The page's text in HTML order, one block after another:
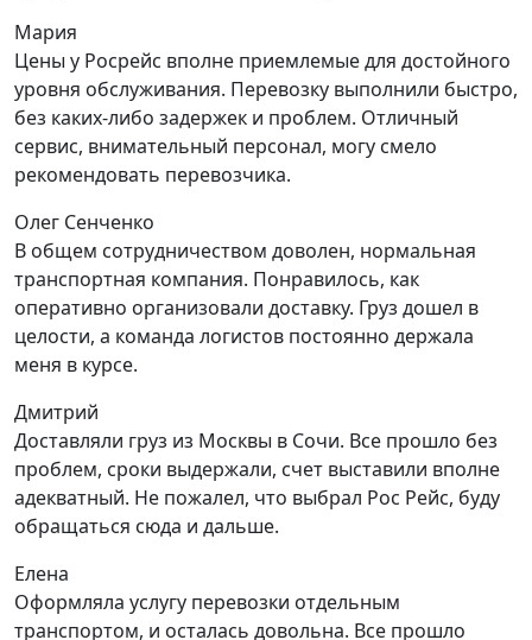
Мария
Цены у Росрейс вполне приемлемые для достойного
уровня обслуживания. Перевозку выполнили быстро,
без каких-либо задержек и проблем. Отличный
сервис, внимательный персонал, могу смело
рекомендовать перевозчика.
Олег Сенченко
В общем сотрудничеством доволен, нормальная
транспортная компания. Понравилось, как
оперативно организовали доставку. Груз дошел в
целости, а команда логистов постоянно держала
меня в курсе.
Дмитрий
Доставляли груз из Москвы в Сочи. Все прошло без
проблем, сроки выдержали, счет выставили вполне
адекватный. Не пожалел, что выбрал Рос Рейс, буду
обращаться сюда и дальше.
Елена
Оформляла услугу перевозки отдельным
транспортом, и осталась довольна. Все прошло